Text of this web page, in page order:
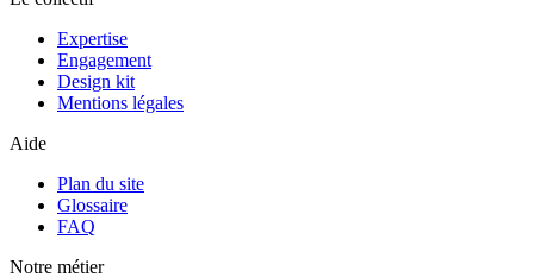
Expertise
Engagement
Design kit
Mentions légales
Aide
Plan du site
Glossaire
FAQ
Notre métier